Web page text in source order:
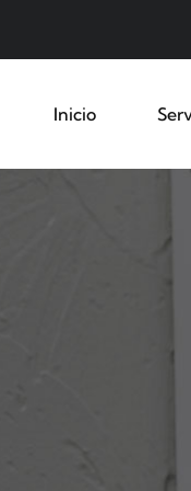
Inicio